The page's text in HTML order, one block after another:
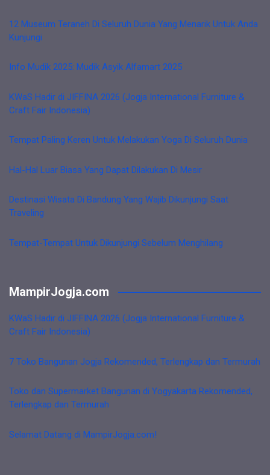
12 Museum Teraneh Di Seluruh Dunia Yang Menarik Untuk Anda
Kunjungi
Info Mudik 2025: Mudik Asyik Alfamart 2025
KWaS Hadir di JIFFINA 2026 (Jogja International Furniture &
Craft Fair Indonesia)
Tempat Paling Keren Untuk Melakukan Yoga Di Seluruh Dunia
Hal-Hal Luar Biasa Yang Dapat Dilakukan Di Mesir
Destinasi Wisata Di Bandung Yang Wajib Dikunjungi Saat
Traveling
Tempat-Tempat Untuk Dikunjungi Sebelum Menghilang
MampirJogja.com
KWaS Hadir di JIFFINA 2026 (Jogja International Furniture &
Craft Fair Indonesia)
7 Toko Bangunan Jogja Rekomended, Terlengkap dan Termurah
Toko dan Supermarket Bangunan di Yogyakarta Rekomended,
Terlengkap dan Termurah
Selamat Datang di MampirJogja.com!